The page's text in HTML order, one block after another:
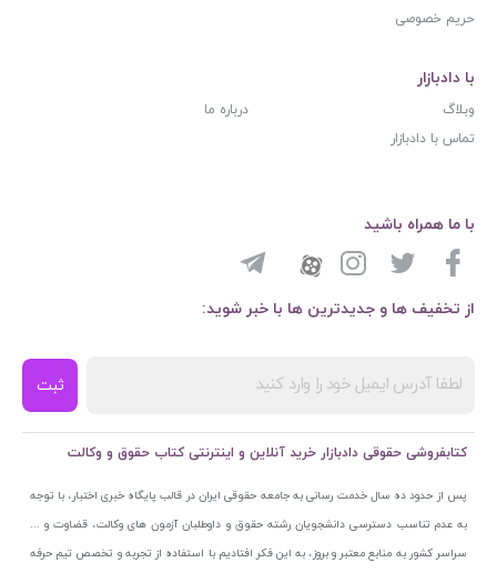
حریم خصوصی
با دادبازار
وبلاگ
درباره ما
تماس با دادبازار
از تخفیف ها و جدیدترین ها با خبر شوید:
ثبت
با ما همراه باشید
کتابفروشی حقوقی دادبازار خرید آنلاین و اینترنتی کتاب حقوق و وکالت
پس از حدود ده سال خدمت رسانی به جامعه حقوقی ایران در قالب پایگاه خبری اختبار، با توجه
به عدم تناسب دسترسی دانشجویان رشته حقوق و داوطلبان آزمون های وکالت، قضاوت و ...
سراسر کشور به منابع معتبر و بروز، به این فکر افتادیم با استفاده از تجربه و تخصص تیم حرفه